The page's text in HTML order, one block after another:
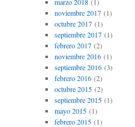
noviembre 2017(1)
octubre 2017(1)
septiembre 2017(1)
febrero 2017(2)
noviembre 2016(1)
septiembre 2016(3)
febrero 2016(2)
octubre 2015(2)
septiembre 2015(1)
mayo 2015(1)
febrero 2015(1)